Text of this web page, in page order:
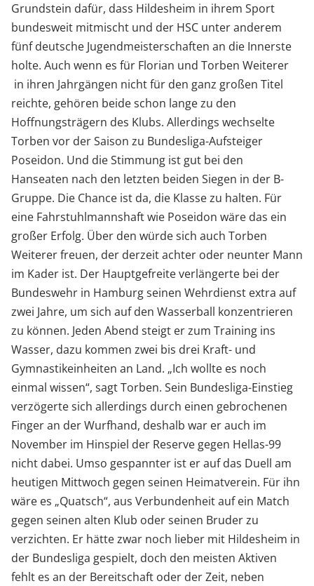
Grundstein dafür, dass Hildesheim in ihrem Sport
bundesweit mitmischt und der HSC unter anderem
fünf deutsche Jugendmeisterschaften an die Innerste
holte. Auch wenn es für Florian und Torben Weiterer
in ihren Jahrgängen nicht für den ganz großen Titel
reichte, gehören beide schon lange zu den
Hoffnungsträgern des Klubs. Allerdings wechselte
Torben vor der Saison zu Bundesliga-Aufsteiger
Poseidon. Und die Stimmung ist gut bei den
Hanseaten nach den letzten beiden Siegen in der B-
Gruppe. Die Chance ist da, die Klasse zu halten. Für
eine Fahrstuhlmannshaft wie Poseidon wäre das ein
großer Erfolg. Über den würde sich auch Torben
Weiterer freuen, der derzeit achter oder neunter Mann
im Kader ist. Der Hauptgefreite verlängerte bei der
Bundeswehr in Hamburg seinen Wehrdienst extra auf
zwei Jahre, um sich auf den Wasserball konzentrieren
zu können. Jeden Abend steigt er zum Training ins
Wasser, dazu kommen zwei bis drei Kraft- und
Gymnastikeinheiten an Land. „Ich wollte es noch
einmal wissen“, sagt Torben. Sein Bundesliga-Einstieg
verzögerte sich allerdings durch einen gebrochenen
Finger an der Wurfhand, deshalb war er auch im
November im Hinspiel der Reserve gegen Hellas-99
nicht dabei. Umso gespannter ist er auf das Duell am
heutigen Mittwoch gegen seinen Heimatverein. Für ihn
wäre es „Quatsch“, aus Verbundenheit auf ein Match
gegen seinen alten Klub oder seinen Bruder zu
verzichten. Er hätte zwar noch lieber mit Hildesheim in
der Bundesliga gespielt, doch den meisten Aktiven
fehlt es an der Bereitschaft oder der Zeit, neben